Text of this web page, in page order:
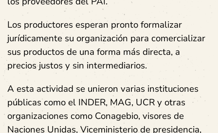
Los productores esperan pronto formalizar
jurídicamente su organización para comercializar
sus productos de una forma más directa, a
precios justos y sin intermediarios.
A esta actividad se unieron varias instituciones
públicas como el INDER, MAG, UCR y otras
organizaciones como Conagebio, visores de
Naciones Unidas, Viceministerio de presidencia,